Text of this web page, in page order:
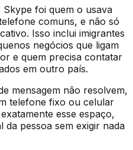
Skype foi quem o usava
comuns, e não só
Isso inclui imigrantes
negócios que ligam
e quem precisa contatar
em outro país.
mensagem não resolvem,
telefone fixo ou celular
esse espaço,
pessoa sem exigir nada